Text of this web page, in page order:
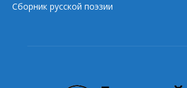
Сборник русской поэзии